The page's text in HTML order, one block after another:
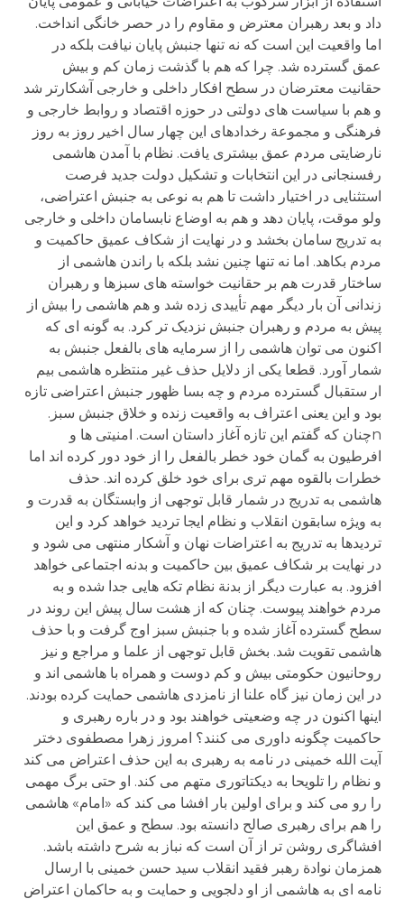
داد و بعد رهبران معترض و مقاوم را در حصر خانگی انداخت.
اما واقعیت این است که نه تنها جنبش پایان نیافت بلکه در
عمق گسترده شد. چرا که هم با گذشت زمان کم و بیش
حقانیت معترضان در سطح افکار داخلی و خارجی آشکارتر شد
و هم با سیاست های دولتی در حوزه اقتصاد و روابط خارجی و
فرهنگی و مجموعة رخدادهای این چهار سال اخیر روز به روز
نارضایتی مردم عمق بیشتری یافت. نظام با آمدن هاشمی
رفسنجانی در این انتخابات و تشکیل دولت جدید فرصت
استثنایی در اختیار داشت تا هم به نوعی به جنبش اعتراضی،
ولو موقت، پایان دهد و هم به اوضاع نابسامان داخلی و خارجی
به تدریج سامان بخشد و در نهایت از شکاف عمیق حاکمیت و
مردم بکاهد. اما نه تنها چنین نشد بلکه با راندن هاشمی از
ساختار قدرت هم بر حقانیت خواسته های سبزها و رهبران
زندانی آن بار دیگر مهم تأییدی زده شد و هم هاشمی را بیش از
پیش به مردم و رهبران جنبش نزدیک تر کرد. به گونه ای که
اکنون می توان هاشمی را از سرمایه های بالفعل جنبش به
شمار آورد. قطعا یکی از دلایل حذف غیر منتظره هاشمی بیم
ار ستقبال گسترده مردم و چه بسا ظهور جنبش اعتراضی تازه
بود و این یعنی اعتراف به واقعیت زنده و خلاق جنبش سبز.
nچنان که گفتم این تازه آغاز داستان است. امنیتی ها و
افرطیون به گمان خود خطر بالفعل را از خود دور کرده اند اما
خطرات بالقوه مهم تری برای خود خلق کرده اند. حذف
هاشمی به تدریج در شمار قابل توجهی از وابستگان به قدرت و
به ویژه سابقون انقلاب و نظام ایجا تردید خواهد کرد و این
تردیدها به تدریج به اعتراضات نهان و آشکار منتهی می شود و
در نهایت بر شکاف عمیق بین حاکمیت و بدنه اجتماعی خواهد
افزود. به عبارت دیگر از بدنة نظام تکه هایی جدا شده و به
مردم خواهند پیوست. چنان که از هشت سال پیش این روند در
سطح گسترده آغاز شده و با جنبش سبز اوج گرفت و با حذف
هاشمی تقویت شد. بخش قابل توجهی از علما و مراجع و نیز
روحانیون حکومتی بیش و کم دوست و همراه با هاشمی اند و
در این زمان نیز گاه علنا از نامزدی هاشمی حمایت کرده بودند.
اینها اکنون در چه وضعیتی خواهند بود و در باره رهبری و
حاکمیت چگونه داوری می کنند؟ امروز زهرا مصطفوی دختر
آیت الله خمینی در نامه به رهبری به این حذف اعتراض می کند
و نظام را تلویحا به دیکتاتوری متهم می کند. او حتی برگ مهمی
را رو می کند و برای اولین بار افشا می کند که «امام» هاشمی
را هم برای رهبری صالح دانسته بود. سطح و عمق این
افشاگری روشن تر از آن است که نباز به شرح داشته باشد.
همزمان نوادة رهبر فقید انقلاب سید حسن خمینی با ارسال
نامه ای به هاشمی از او دلجویی و حمایت و به حاکمان اعتراض